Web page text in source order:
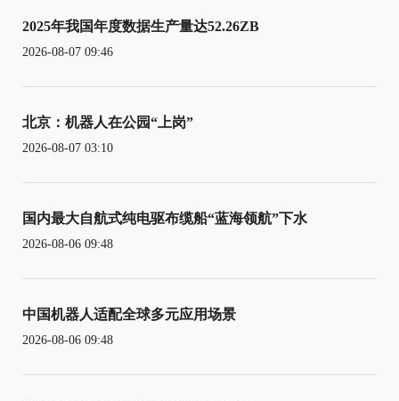
2025年我国年度数据生产量达52.26ZB
2026-08-07 09:46
北京：机器人在公园“上岗”
2026-08-07 03:10
国内最大自航式纯电驱布缆船“蓝海领航”下水
2026-08-06 09:48
中国机器人适配全球多元应用场景
2026-08-06 09:48